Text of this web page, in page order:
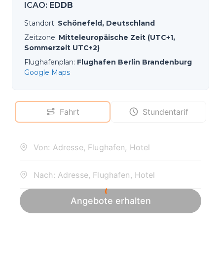
ICAO: EDDB
Standort: Schönefeld, Deutschland
Zeitzone: Mitteleuropäische Zeit (UTC+1,
Sommerzeit UTC+2)
Flughafenplan: Flughafen Berlin Brandenburg
Google Maps